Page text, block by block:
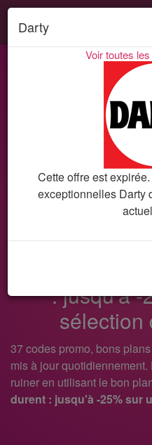
Codes promo et
Pour des
: jusqu'à -
sélection
37 codes promo, bons
mis à jour
ruiner en utilisant le bon
durent : jusqu'à -25% sur
Darty
Voir toutes
Cette offre est
exceptionnelles Darty